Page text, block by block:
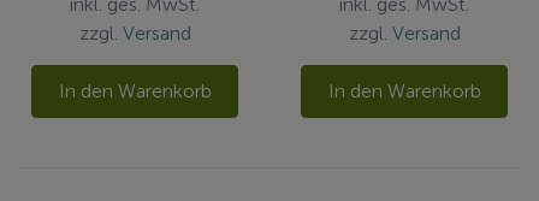
zzgl. Versand
In den Warenkorb
zzgl. Versand
In den Warenkorb